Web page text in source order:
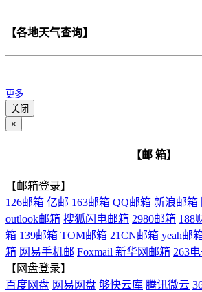
【各地天气查询】
更多
关闭
×
【邮 箱】
【邮箱登录】
126邮箱 亿邮 163邮箱 QQ邮箱 新浪邮箱
outlook邮箱 搜狐闪电邮箱 2980邮箱 188
箱 139邮箱 TOM邮箱 21CN邮箱 yeah邮
箱 网易手机邮 Foxmail 新华网邮箱 263
【网盘登录】
百度网盘 网易网盘 够快云库 腾讯微云